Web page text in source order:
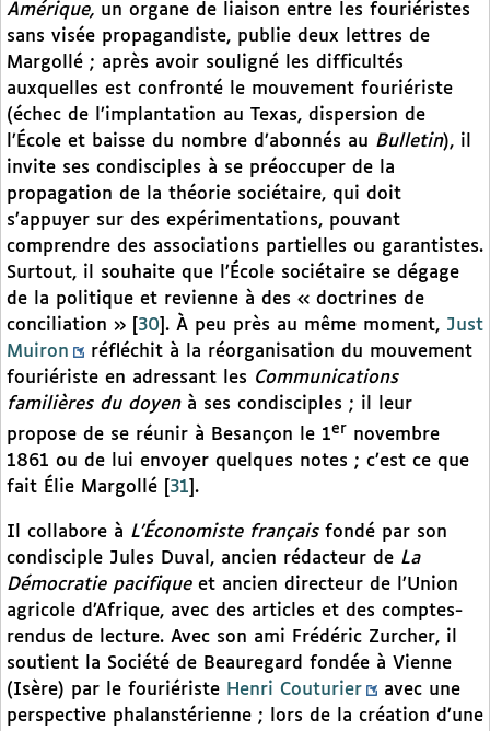
Amérique, un organe de liaison entre les fouriéristes
sans visée propagandiste, publie deux lettres de
Margollé ; après avoir souligné les difficultés
auxquelles est confronté le mouvement fouriériste
(échec de l’implantation au Texas, dispersion de
l’École et baisse du nombre d’abonnés au Bulletin), il
invite ses condisciples à se préoccuper de la
propagation de la théorie sociétaire, qui doit
s’appuyer sur des expérimentations, pouvant
comprendre des associations partielles ou garantistes.
Surtout, il souhaite que l’École sociétaire se dégage
de la politique et revienne à des « doctrines de
conciliation »
30 . À peu près au même moment, Just
Muiron
réfléchit à la réorganisation du mouvement
fouriériste en adressant les Communications
familières du doyen à ses condisciples ; il leur
propose de se réunir à Besançon le 1er novembre
1861 ou de lui envoyer quelques notes ; c’est ce que
fait Élie Margollé
31 .
Il collabore à L’Économiste français fondé par son
condisciple Jules Duval, ancien rédacteur de La
Démocratie pacifique et ancien directeur de l’Union
agricole d’Afrique, avec des articles et des comptes-
rendus de lecture. Avec son ami Frédéric Zurcher, il
soutient la Société de Beauregard fondée à Vienne
(Isère) par le fouriériste Henri Couturier
avec une
perspective phalanstérienne ; lors de la création d’une